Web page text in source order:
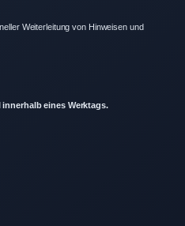
Weiterleitung von Hinweisen und
eines Werktags.